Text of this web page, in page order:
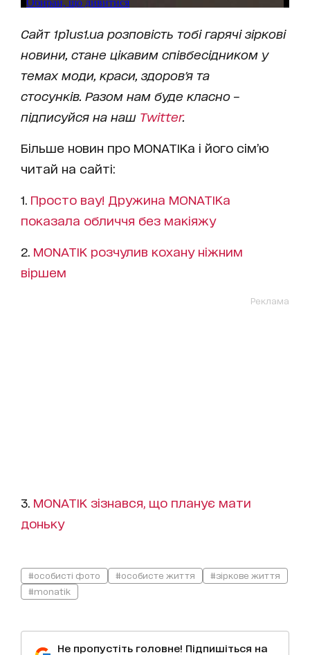
Сайт 1plus1.ua розповість тобі гарячі зіркові
новини, стане цікавим співбесідником у
темах моди, краси, здоров'я та
стосунків. Разом нам буде класно –
підписуйся на наш Twitter.
Більше новин про MONATIKа і його сім’ю
читай на сайті:
1. Просто вау! Дружина MONATIKa
показала обличчя без макіяжу
2. MONATIK розчулив кохану ніжним
віршем
Реклама
3. MONATIK зізнався, що планує мати
доньку
#особисті фото #особисте життя
#зіркове життя
#monatik
Не пропустіть головне! Підпишіться на